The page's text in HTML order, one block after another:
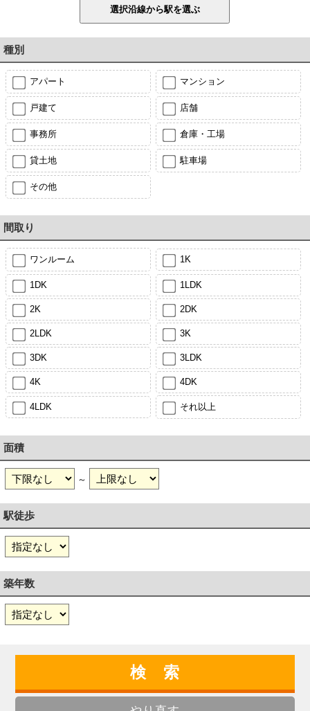
種別
アパート マンション
戸建て 店舗
事務所 倉庫・工場
貸土地 駐車場
その他
間取り
ワンルーム 1K
1DK 1LDK
2K 2DK
2LDK 3K
3DK 3LDK
4K 4DK
4LDK それ以上
面積
～
駅徒歩
築年数